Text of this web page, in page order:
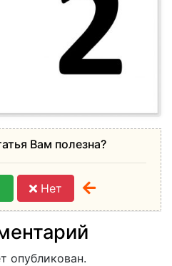
Вам полезна?
Нет
опубликован.